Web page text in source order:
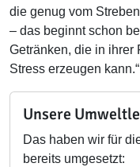
die genug vom
– das beginnt schon
Getränken, die in ihrer
Stress erzeugen
Unsere
Das haben wir für
bereits umgesetzt: